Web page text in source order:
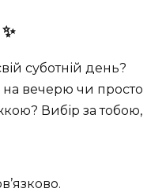
суботній день?
на вечерю чи просто
Вибір за тобою,